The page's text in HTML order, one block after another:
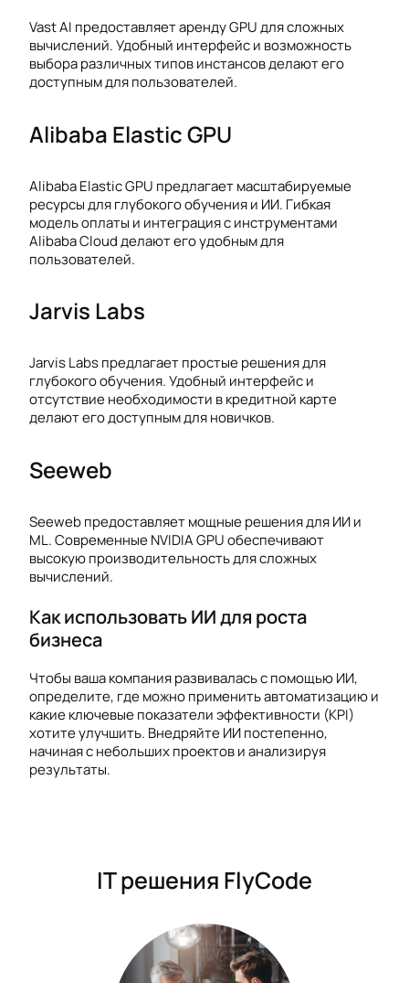
Vast AI предоставляет аренду GPU для сложных
вычислений. Удобный интерфейс и возможность
выбора различных типов инстансов делают его
доступным для пользователей.
Alibaba Elastic GPU
Alibaba Elastic GPU предлагает масштабируемые
ресурсы для глубокого обучения и ИИ. Гибкая
модель оплаты и интеграция с инструментами
Alibaba Cloud делают его удобным для
пользователей.
Jarvis Labs
Jarvis Labs предлагает простые решения для
глубокого обучения. Удобный интерфейс и
отсутствие необходимости в кредитной карте
делают его доступным для новичков.
Seeweb
Seeweb предоставляет мощные решения для ИИ и
ML. Современные NVIDIA GPU обеспечивают
высокую производительность для сложных
вычислений.
Как использовать ИИ для роста
бизнеса
Чтобы ваша компания развивалась с помощью ИИ,
определите, где можно применить автоматизацию и
какие ключевые показатели эффективности (KPI)
хотите улучшить. Внедряйте ИИ постепенно,
начиная с небольших проектов и анализируя
результаты.
IT решения FlyCode